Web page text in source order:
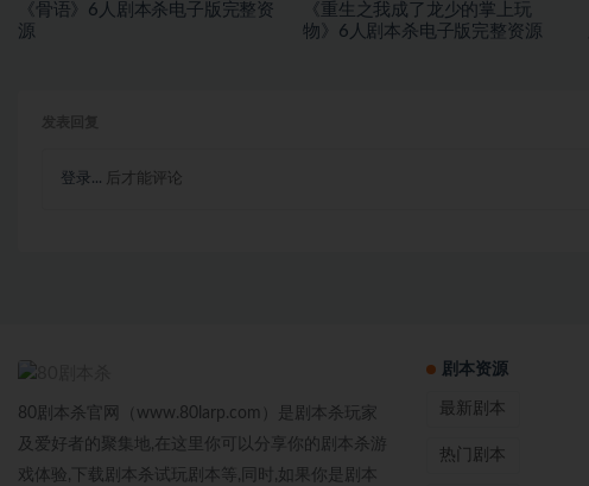
《骨语》6人剧本杀电子版完整资
源
《重生之我成了龙少的掌上玩
物》6人剧本杀电子版完整资源
登录... 后才能评论
80剧本杀官网（www.80larp.com）是剧本杀玩家
及爱好者的聚集地,在这里你可以分享你的剧本杀游
戏体验,下载剧本杀试玩剧本等,同时,如果你是剧本
剧本资源
最新剧本
热门剧本